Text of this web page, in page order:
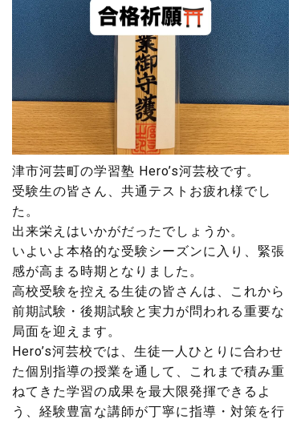
津市河芸町の学習塾 Hero’s河芸校です。
受験生の皆さん、共通テストお疲れ様でし
た。
出来栄えはいかがだったでしょうか。
いよいよ本格的な受験シーズンに入り、緊張
感が高まる時期となりました。
高校受験を控える生徒の皆さんは、これから
前期試験・後期試験と実力が問われる重要な
局面を迎えます。
Hero’s河芸校では、生徒一人ひとりに合わせ
た個別指導の授業を通して、これまで積み重
ねてきた学習の成果を最大限発揮できるよ
う、経験豊富な講師が丁寧に指導・対策を行